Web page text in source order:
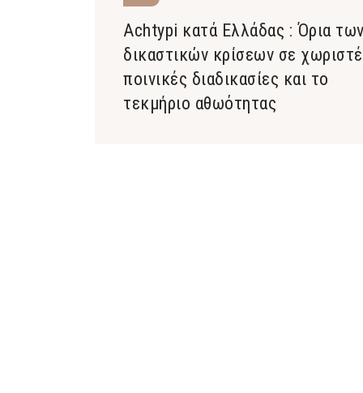
Achtypi κατά Ελλάδας : Όρια των
δικαστικών κρίσεων σε
ποινικές διαδικασίες και το
τεκμήριο αθωότητας